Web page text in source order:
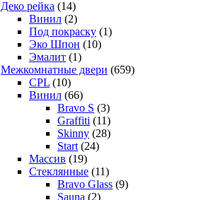
Деко рейка (14)
Винил (2)
Под покраску (1)
Эко Шпон (10)
Эмалит (1)
Межкомнатные двери (659)
CPL (10)
Винил (66)
Bravo S (3)
Graffiti (11)
Skinny (28)
Start (24)
Массив (19)
Стеклянные (11)
Bravo Glass (9)
Sauna (2)